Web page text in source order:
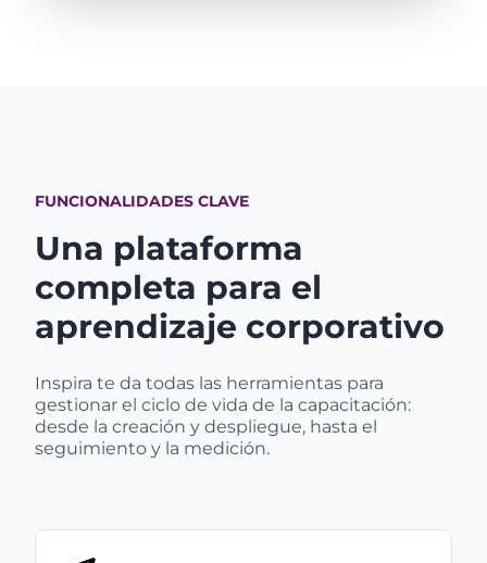
FUNCIONALIDADES CLAVE
Una plataforma
completa para el
aprendizaje corporativo
Inspira te da todas las herramientas para
gestionar el ciclo de vida de la capacitación:
desde la creación y despliegue, hasta el
seguimiento y la medición.